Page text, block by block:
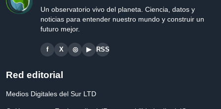
Un observatorio vivo del planeta. Ciencia, datos y
noticias para entender nuestro mundo y construir un
futuro mejor.
f X ◎ ▶ RSS
Red editorial
Medios Digitales del Sur LTD